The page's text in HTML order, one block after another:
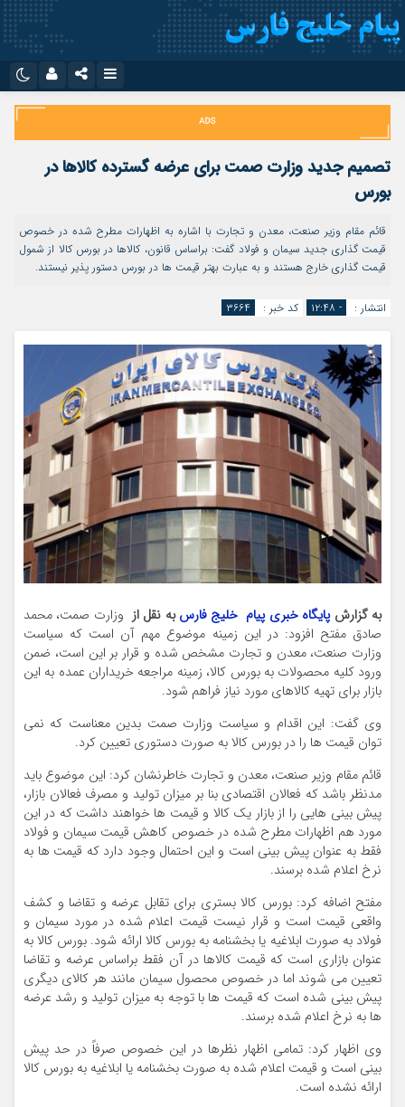
اینستاگرام
تلگرام
سروش
ایتا
آپارات
نام کاربری یا نشانی ایمیل
مرا به خاطر بسپار
تصمیم جدید وزارت صمت برای عرضه گسترده کالاها در
بورس
قائم مقام وزیر صنعت، معدن و تجارت با اشاره به اظهارات مطرح شده در خصوص
قیمت گذاری جدید سیمان و فولاد گفت: براساس قانون، کالاها در بورس کالا از شمول
قیمت گذاری خارج هستند و به عبارت بهتر قیمت ها در بورس دستور پذیر نیستند.
انتشار : - ۱۲:۴۸ کد خبر : ۳۶۶۴
به گزارشپایگاه خبری پیام خلیج فارسبه نقل از وزارت صمت، محمد
صادق مفتح افزود: در این زمینه موضوع مهم آن است که سیاست
وزارت صنعت، معدن و تجارت مشخص شده و قرار بر این است، ضمن
ورود کلیه محصولات به بورس کالا، زمینه مراجعه خریداران عمده به این
بازار برای تهیه کالاهای مورد نیاز فراهم شود.
وی گفت: این اقدام و سیاست وزارت صمت بدین معناست که نمی
توان قیمت ها را در بورس کالا به صورت دستوری تعیین کرد.
قائم مقام وزیر صنعت، معدن و تجارت خاطرنشان کرد: این موضوع باید
مدنظر باشد که فعالان اقتصادی بنا بر میزان تولید و مصرف فعالان بازار،
پیش بینی هایی را از بازار یک کالا و قیمت ها خواهند داشت که در این
مورد هم اظهارات مطرح شده در خصوص کاهش قیمت سیمان و فولاد
فقط به عنوان پیش بینی است و این احتمال وجود دارد که قیمت ها به
نرخ اعلام شده برسند.
مفتح اضافه کرد: بورس کالا بستری برای تقابل عرضه و تقاضا و کشف
واقعی قیمت است و قرار نیست قیمت اعلام شده در مورد سیمان و
فولاد به صورت ابلاغیه یا بخشنامه به بورس کالا ارائه شود. بورس کالا به
عنوان بازاری است که قیمت کالاها در آن فقط براساس عرضه و تقاضا
تعیین می شوند اما در خصوص محصول سیمان مانند هر کالای دیگری
پیش بینی شده است که قیمت ها با توجه به میزان تولید و رشد عرضه
ها به نرخ اعلام شده برسند.
وی اظهار کرد: تمامی اظهار نظرها در این خصوص صرفاً در حد پیش
بینی است و قیمت اعلام شده به صورت بخشنامه یا ابلاغیه به بورس کالا
ارائه نشده است.